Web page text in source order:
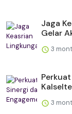
Jaga
Gelar
3
3